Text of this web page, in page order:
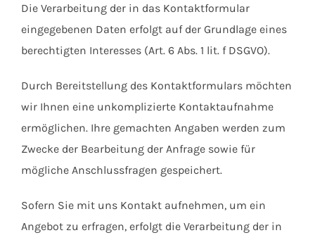
Die Verarbeitung der in das Kontaktformular
eingegebenen Daten erfolgt auf der Grundlage eines
berechtigten Interesses (Art. 6 Abs. 1 lit. f DSGVO).
Durch Bereitstellung des Kontaktformulars möchten
wir Ihnen eine unkomplizierte Kontaktaufnahme
ermöglichen. Ihre gemachten Angaben werden zum
Zwecke der Bearbeitung der Anfrage sowie für
mögliche Anschlussfragen gespeichert.
Sofern Sie mit uns Kontakt aufnehmen, um ein
Angebot zu erfragen, erfolgt die Verarbeitung der in